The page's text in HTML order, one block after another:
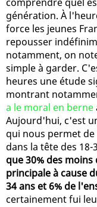
génération. À
force les jeunes
repousser
notamment, on
simple à garder.
heures une étude
montrant
a le moral en berne
Aujourd'hui, c'est
qui nous permet
dans la tête des 18-
que 30% des
principale à cause
34 ans et 6% de
certainement fui